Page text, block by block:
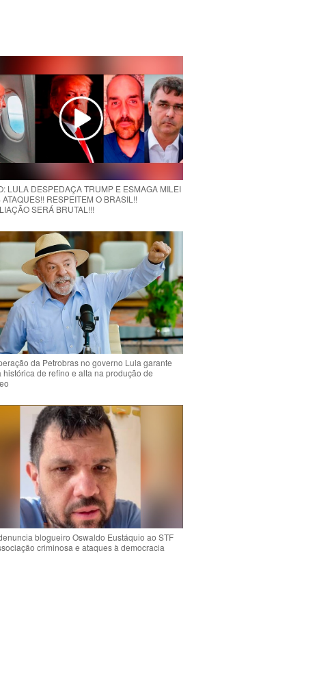
LULA DESPEDAÇA TRUMP E ESMAGA MILEI
ATAQUES!! RESPEITEM O BRASIL!!
SERÁ BRUTAL!!!
da Petrobras no governo Lula garante
histórica de refino e alta na produção de
blogueiro Oswaldo Eustáquio ao STF
criminosa e ataques à democracia